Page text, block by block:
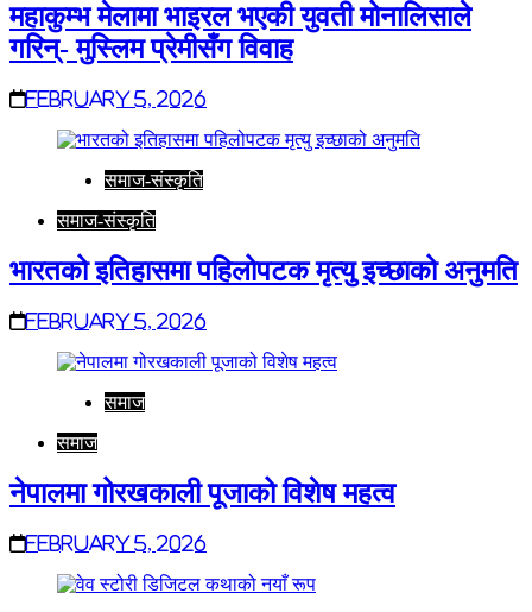
महाकुम्भ मेलामा भाइरल भएकी युवती मोनालिसाले
गरिन्- मुस्लिम प्रेमीसँग विवाह
February 5, 2026
समाज-संस्कृति
समाज-संस्कृति
भारतको इतिहासमा पहिलोपटक मृत्यु इच्छाको अनुमति
February 5, 2026
समाज
समाज
नेपालमा गोरखकाली पूजाको विशेष महत्व
February 5, 2026